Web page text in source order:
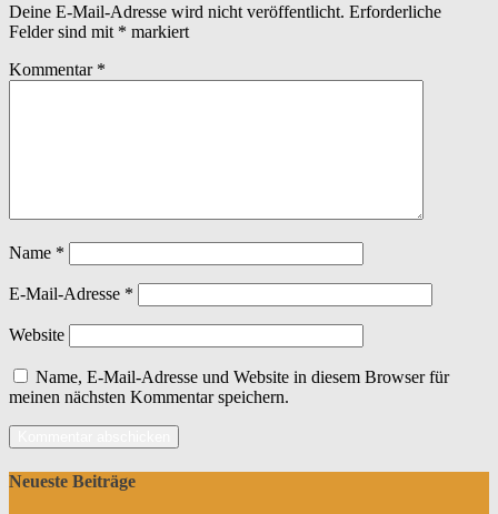
Deine E-Mail-Adresse wird nicht veröffentlicht. Erforderliche
Felder sind mit * markiert
Kommentar *
Name *
E-Mail-Adresse *
Website
Name, E-Mail-Adresse und Website in diesem Browser für
meinen nächsten Kommentar speichern.
Neueste Beiträge